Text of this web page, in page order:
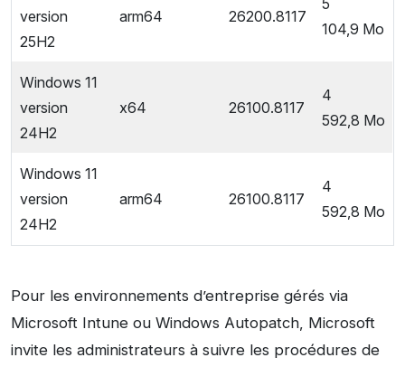
version
25H2
arm64 26200.8117
5
104,9 Mo
Windows 11
version
24H2
x64 26100.8117
4
592,8 Mo
Windows 11
version
24H2
arm64 26100.8117
4
592,8 Mo
Pour les environnements d’entreprise gérés via
Microsoft Intune ou Windows Autopatch, Microsoft
invite les administrateurs à suivre les procédures de